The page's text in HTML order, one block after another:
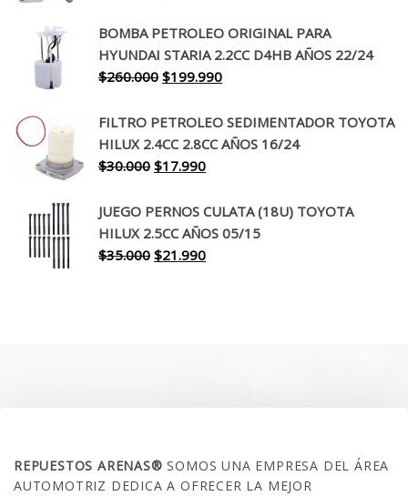
original
era:
$650.000.
actual
es:
$519.990.
BOMBA PETROLEO ORIGINAL PARA
HYUNDAI STARIA 2.2CC D4HB AÑOS 22/24
$260.000 El
original
era:
$260.000.
$199.990El
actual
es:
FILTRO PETROLEO SEDIMENTADOR TOYOTA
HILUX 2.4CC 2.8CC AÑOS 16/24
$30.000 El
original
era:
$30.000.
$17.990El
actual
es:
$17.990.
JUEGO PERNOS CULATA (18U) TOYOTA
HILUX 2.5CC AÑOS 05/15
$35.000 El
$21.990El
REPUESTOS ARENAS®SOMOS UNA EMPRESA DEL ÁREA
AUTOMOTRIZ DEDICA A OFRECER LA MEJOR